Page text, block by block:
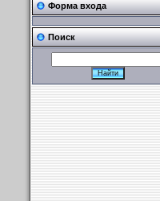
Форма входа
Поиск